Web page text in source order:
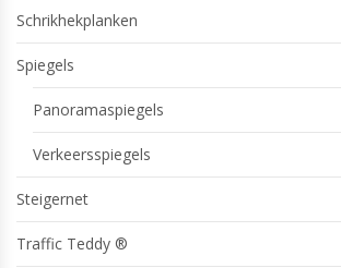
Schrikhekplanken
Spiegels
Panoramaspiegels
Verkeersspiegels
Steigernet
Traffic Teddy ®